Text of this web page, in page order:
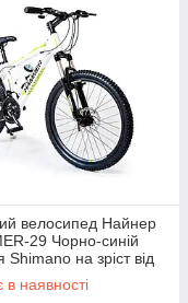
велосипед Найнер
29 Чорно-синій
Shimano на зріст від
Біло-Зелений
наявності